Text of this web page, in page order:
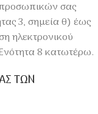
σας
3, σημεία θ) έως
ηλεκτρονικού
8 κατωτέρω.
ΤΩΝ